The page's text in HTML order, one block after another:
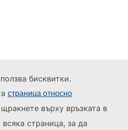
бисквитки.
страница относно
върху връзката в
страница, за да